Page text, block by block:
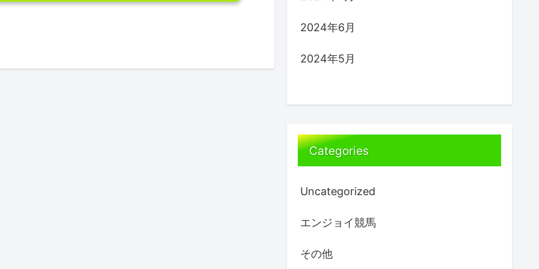
2024年6月
2024年5月
Categories
Uncategorized
エンジョイ競馬
その他